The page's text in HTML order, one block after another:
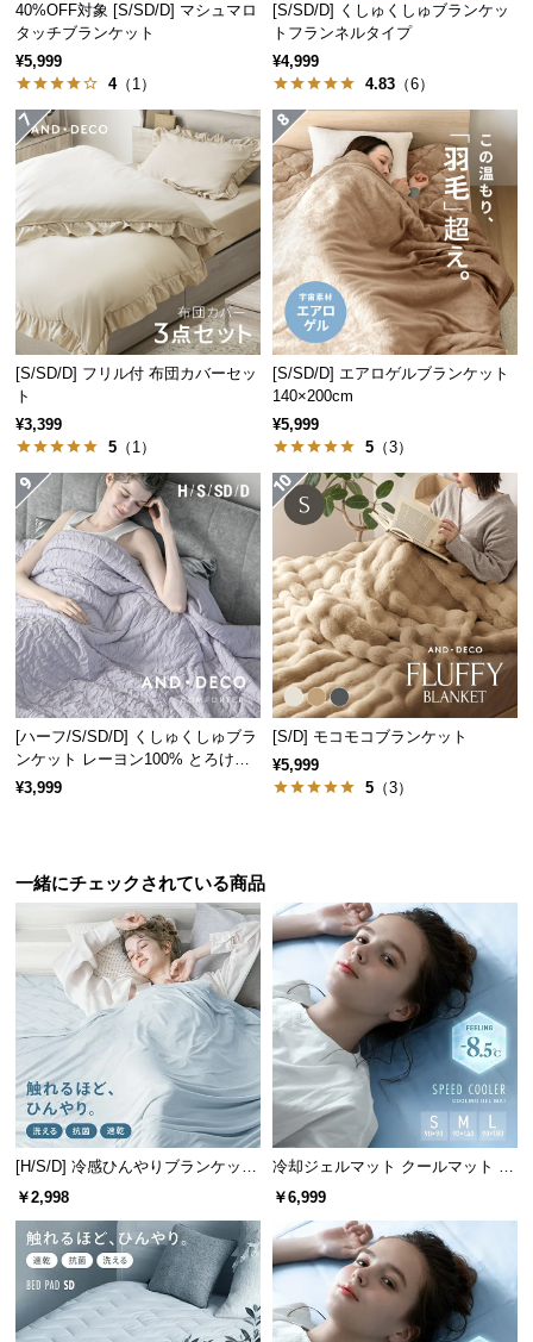
客
様
サ
ー
ト
お
せ
ロ
企
業
情
報
o.,
40%OFF対象 [S/SD/D] マシュマロ
タッチブランケット
¥5,999
4（1）
[S/SD/D] くしゅくしゅブランケッ
トフランネルタイプ
¥4,999
4.83 （6）
[S/SD/D] フリル付 布団カバーセッ
ト
¥3,399
5 （1）
[S/SD/D] エアロゲルブランケット
140×200cm
¥5,999
5 （3）
[ハーフ/S/SD/D] くしゅくしゅブラ
ンケット レーヨン100% とろける
肌触り
¥3,999
[S/D] モコモコブランケット
¥5,999
5 （3）
一緒にチェックされている商品
[H/S/D] 冷感ひんやりブランケット
リバーシブル 速乾 抗菌 洗える
￥2,998
冷却ジェルマット クールマット プ
レミアムタイプ
￥6,999